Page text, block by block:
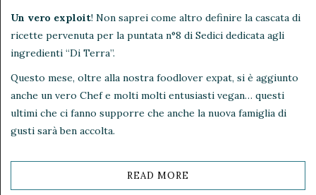
Un vero exploit! Non saprei come altro definire la cascata di
ricette pervenuta per la puntata n°8 di Sedici dedicata agli
ingredienti “Di Terra”.
Questo mese, oltre alla nostra foodlover expat, si è aggiunto
anche un vero Chef e molti molti entusiasti vegan… questi
ultimi che ci fanno supporre che anche la nuova famiglia di
gusti sarà ben accolta.
READ MORE